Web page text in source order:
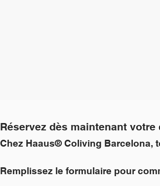
Réservez dès maintenant votre
Chez Haaus® Coliving Barcelona,
Remplissez le formulaire pour